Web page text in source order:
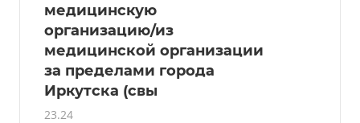
медицинскую
организацию/из
медицинской организации
за пределами города
Иркутска (свы
23.24